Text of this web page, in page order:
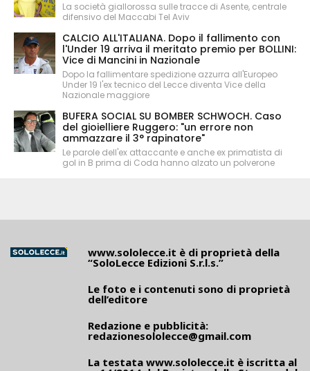
La società giallorossa sulle tracce di Asente, centrale
difensivo del Maccabi Tel Aviv
CALCIO ALL'ITALIANA. Dopo il fallimento con
l'Under 19 arriva il meritato premio per BOLLINI:
Vice di Mancini in Nazionale
Dopo la fallimentare spedizione azzurra all'Europeo
Under 19 l'ex tecnico del Lecce diventa Vice della
Nazionale maggiore
BUFERA SOCIAL SU BOMBER SCHWOCH. Caso
del gioielliere Ruggero: "un errore non
ammazzare il 3° rapinatore"
Le parole dell'ex attaccante e anche ex primatista di
gol in B prima di Coda hanno alzato un polverone
www.sololecce.it è di proprietà della
“SoloLecce Edizioni S.r.l.s.”
Le foto e i contenuti sono di proprietà
dell’editore
Redazione e pubblicità:
redazionesololecce@gmail.com
La testata www.sololecce.it è iscritta al